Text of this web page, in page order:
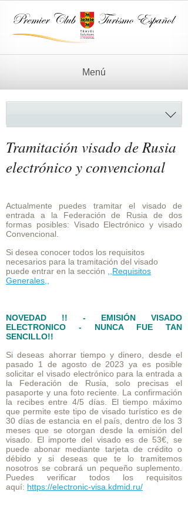
Menú
Tramitación visado de Rusia
electrónico y convencional
Actualmente puedes tramitar el visado de
entrada a la Federación de Rusia de dos
formas posibles: Visado Electrónico y visado
Convencional.
Si desea conocer todos los requisitos
necesarios para la tramitación del visado
puede entrar en la sección
,,Requisitos
Generales,,
NOVEDAD !! - EMISIÓN VISADO
ELECTRONICO - NUNCA FUE TAN
SENCILLO!!
Si deseas ahorrar tiempo y dinero, desde el
pasado 1 de agosto de 2023 ya es posible
solicitar el visado electrónico para la entrada a
la Federación de Rusia, solo precisas el
pasaporte y una foto reciente. La confirmación
la recibes entre 4/5 días. El tiempo máximo
que permite este tipo de visado turístico es de
30 días de estancia en el país, dentro de los 3
meses que se otorgan desde la emisión del
visado. El importe del visado es de 53€, se
puede abonar mediante tarjeta de crédito o
débido y si deseas que te lo tramitemos
nosotros se cobrará un pequeño suplemento.
Puedes verificar todos los requisitos
aquí: https://electronic-visa.kdmid.ru/